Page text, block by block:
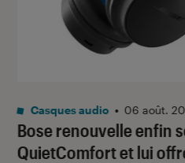
Bose renouvelle enfin
QuietComfort et lui
Casques audio • 06 août.